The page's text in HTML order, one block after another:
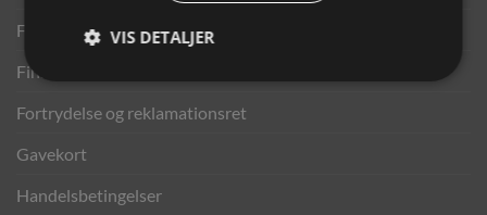
Finansering ANYDAY
Finansering Viabill
Fortrydelse og reklamationsret
Gavekort
Handelsbetingelser
VIS DETALJER